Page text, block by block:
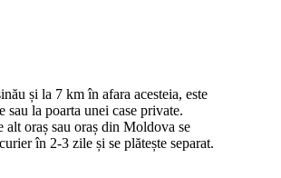
și la 7 km în afara acesteia, este
sau la poarta unei case private.
alt oraș sau oraș din Moldova se
în 2-3 zile și se plătește separat.